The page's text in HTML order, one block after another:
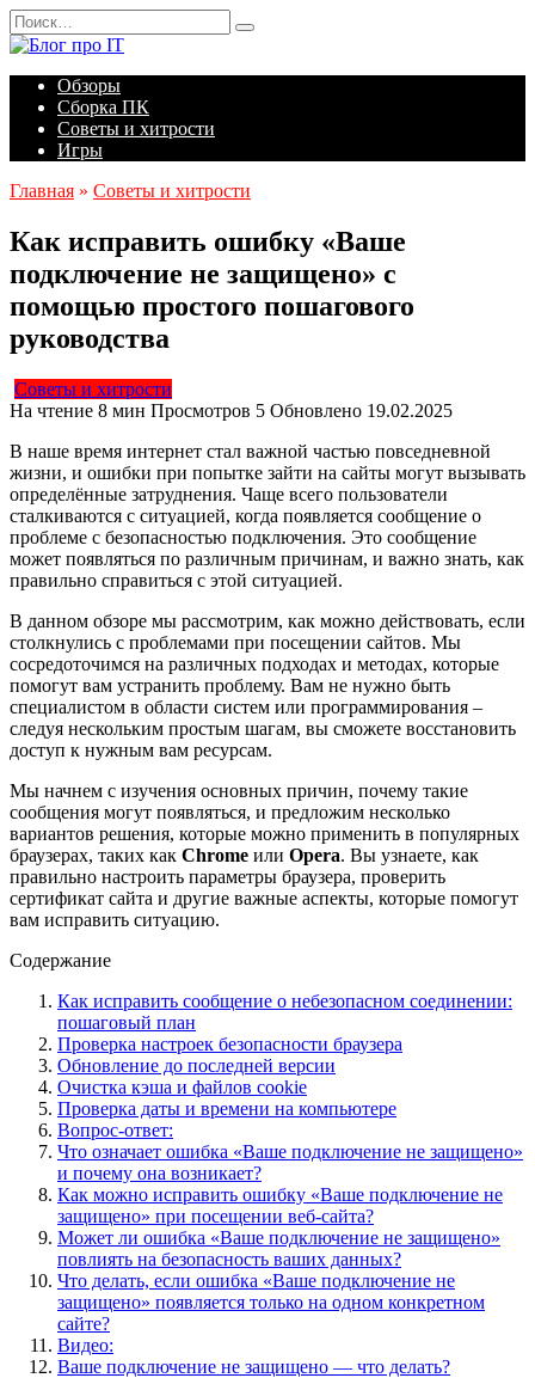
Перейти
к
содержанию
Search
for:
Обзоры
Сборка ПК
Советы и хитрости
Игры
Главная » Советы и хитрости
Как исправить ошибку «Ваше
подключение не защищено» с
помощью простого пошагового
руководства
Советы и хитрости
На чтение 8 мин Просмотров 5 Обновлено 19.02.2025
В наше время интернет стал важной частью повседневной
жизни, и ошибки при попытке зайти на сайты могут вызывать
определённые затруднения. Чаще всего пользователи
сталкиваются с ситуацией, когда появляется сообщение о
проблеме с безопасностью подключения. Это сообщение
может появляться по различным причинам, и важно знать, как
правильно справиться с этой ситуацией.
В данном обзоре мы рассмотрим, как можно действовать, если
столкнулись с проблемами при посещении сайтов. Мы
сосредоточимся на различных подходах и методах, которые
помогут вам устранить проблему. Вам не нужно быть
специалистом в области систем или программирования –
следуя нескольким простым шагам, вы сможете восстановить
доступ к нужным вам ресурсам.
Мы начнем с изучения основных причин, почему такие
сообщения могут появляться, и предложим несколько
вариантов решения, которые можно применить в популярных
браузерах, таких как Chrome или Opera. Вы узнаете, как
правильно настроить параметры браузера, проверить
сертификат сайта и другие важные аспекты, которые помогут
вам исправить ситуацию.
Содержание
Как исправить сообщение о небезопасном соединении:
пошаговый план
Проверка настроек безопасности браузера
Обновление до последней версии
Очистка кэша и файлов cookie
Проверка даты и времени на компьютере
Вопрос-ответ:
Что означает ошибка «Ваше подключение не защищено»
и почему она возникает?
Как можно исправить ошибку «Ваше подключение не
защищено» при посещении веб-сайта?
Может ли ошибка «Ваше подключение не защищено»
повлиять на безопасность ваших данных?
Что делать, если ошибка «Ваше подключение не
защищено» появляется только на одном конкретном
сайте?
Видео:
Ваше подключение не защищено — что делать?